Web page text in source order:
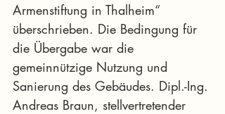
Armenstiftung in Thalheim“
überschrieben. Die Bedingung für
die Übergabe war die
gemeinnützige Nutzung und
Sanierung des Gebäudes. Dipl.-Ing.
Andreas Braun, stellvertretender